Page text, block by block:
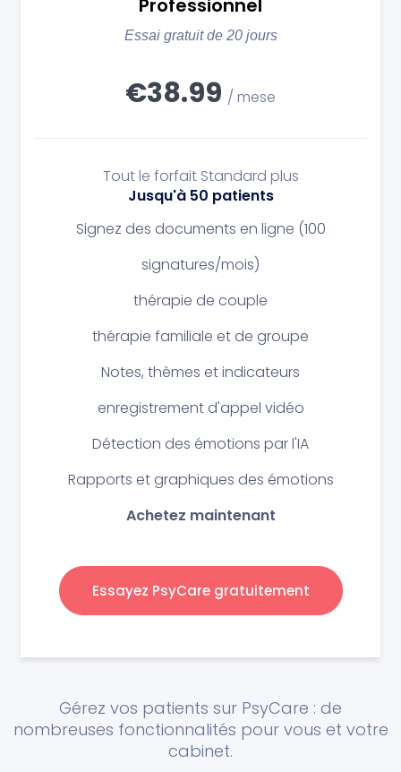
Professionnel
Essai gratuit de 20 jours
€38.99 / mese
Tout le forfait Standard plus
Jusqu'à 50 patients
Signez des documents en ligne (100
signatures/mois)
thérapie de couple
thérapie familiale et de groupe
Notes, thèmes et indicateurs
enregistrement d'appel vidéo
Détection des émotions par l'IA
Rapports et graphiques des émotions
Achetez maintenant
Essayez PsyCare gratuitement
Gérez vos patients sur PsyCare : de
nombreuses fonctionnalités pour vous et votre
cabinet.